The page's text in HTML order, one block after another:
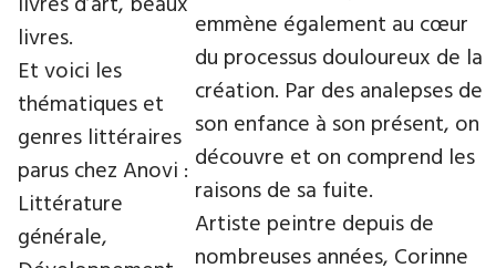
emmène également au cœur
du processus douloureux de la
création. Par des analepses de
son enfance à son présent, on
découvre et on comprend les
raisons de sa fuite.
Artiste peintre depuis de
nombreuses années, Corinne
livres.
Et voici les
thématiques et
genres littéraires
parus chez Anovi :
Littérature
générale,